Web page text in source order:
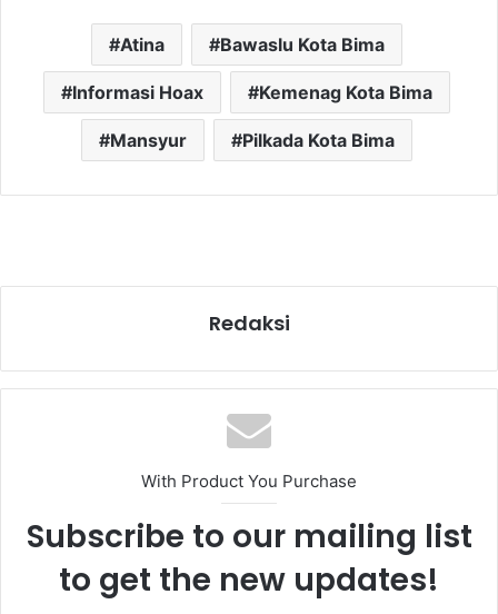
Atina Bawaslu Kota Bima
Informasi Hoax Kemenag Kota Bima
Mansyur Pilkada Kota Bima
Redaksi
With Product You Purchase
Subscribe to our mailing list
to get the new updates!